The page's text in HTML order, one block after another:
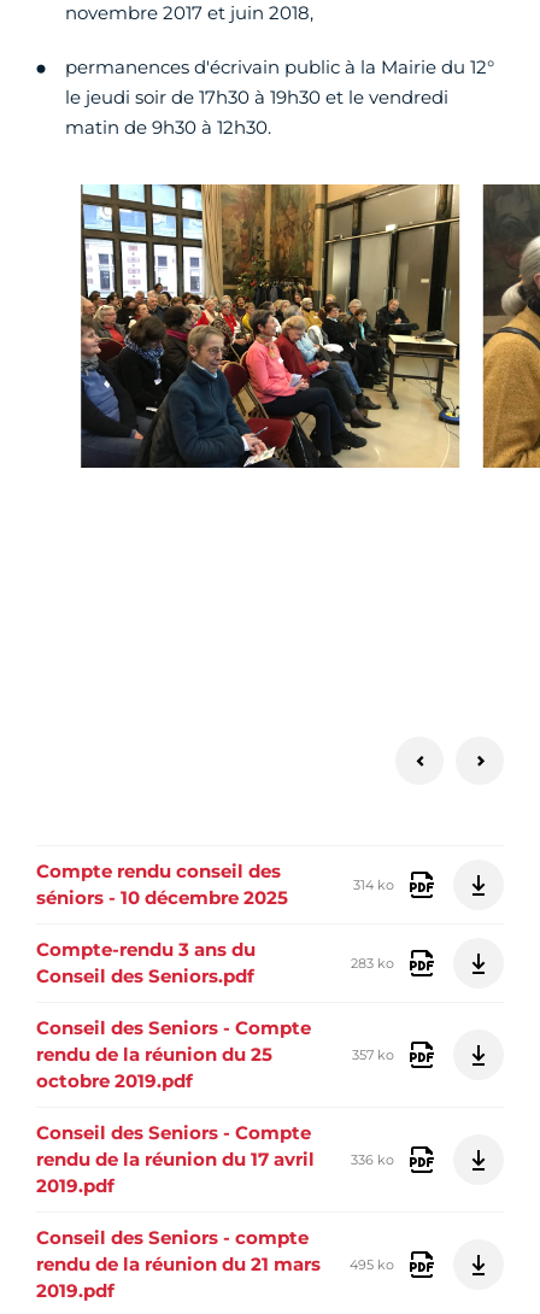
novembre 2017 et juin 2018,
permanences d'écrivain public à la Mairie du 12°
le jeudi soir de 17h30 à 19h30 et le vendredi
matin de 9h30 à 12h30.
Compte rendu conseil des
séniors - 10 décembre 2025
314 ko
Compte-rendu 3 ans du
Conseil des Seniors.pdf
283 ko
Conseil des Seniors - Compte
rendu de la réunion du 25
octobre 2019.pdf
357 ko
Conseil des Seniors - Compte
rendu de la réunion du 17 avril
2019.pdf
336 ko
Conseil des Seniors - compte
rendu de la réunion du 21 mars
2019.pdf
495 ko